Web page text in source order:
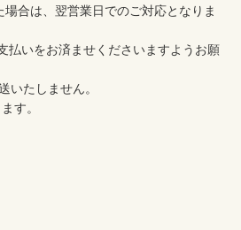
合は、翌営業日でのご対応となりま
いをお済ませくださいますようお願
いたしません。
す。